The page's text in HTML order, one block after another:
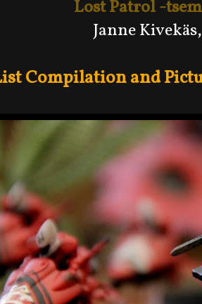
Lost Patrol -
Janne
Compilation and